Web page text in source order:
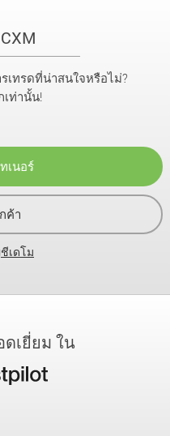
เทรดที่น่าสนใจหรือไม่?
เท่านั้น!
เนอร์
ค้า
เดโม
เยี่ยม ใน